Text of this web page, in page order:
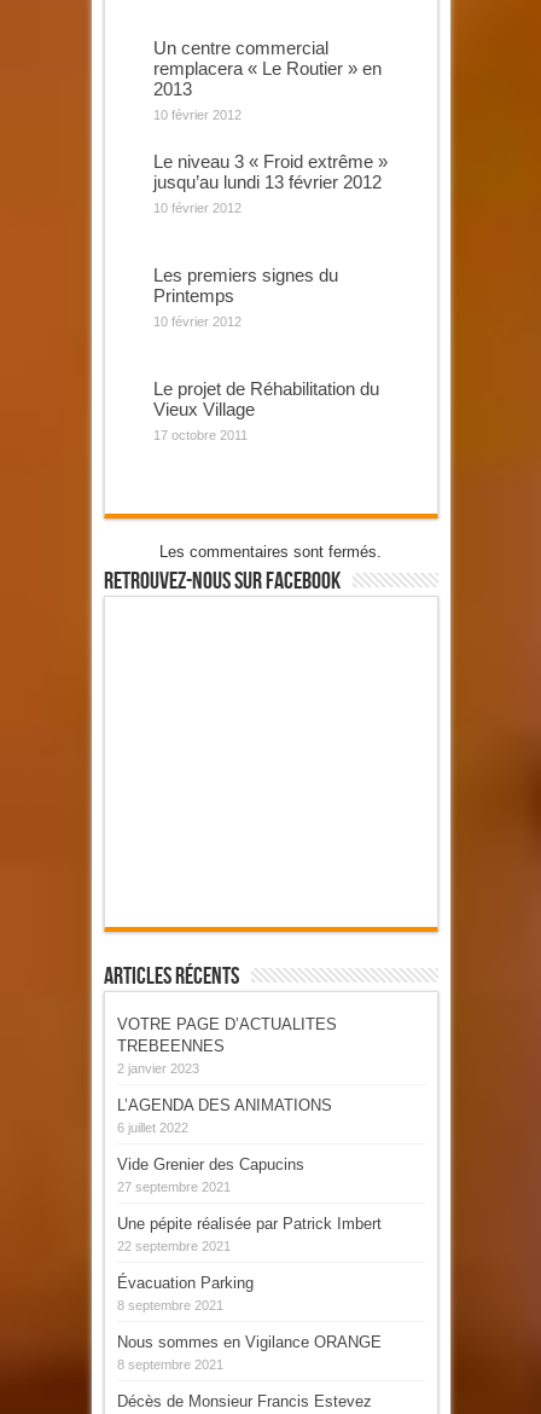
Un centre commercial
remplacera « Le Routier » en
2013
10 février 2012
Le niveau 3 « Froid extrême »
jusqu’au lundi 13 février 2012
10 février 2012
Les premiers signes du
Printemps
10 février 2012
Le projet de Réhabilitation du
Vieux Village
17 octobre 2011
Les commentaires sont fermés.
Retrouvez-Nous Sur Facebook
Articles Récents
VOTRE PAGE D’ACTUALITES
TREBEENNES
2 janvier 2023
L’AGENDA DES ANIMATIONS
6 juillet 2022
Vide Grenier des Capucins
27 septembre 2021
Une pépite réalisée par Patrick Imbert
22 septembre 2021
Évacuation Parking
8 septembre 2021
Nous sommes en Vigilance ORANGE
8 septembre 2021
Décès de Monsieur Francis Estevez